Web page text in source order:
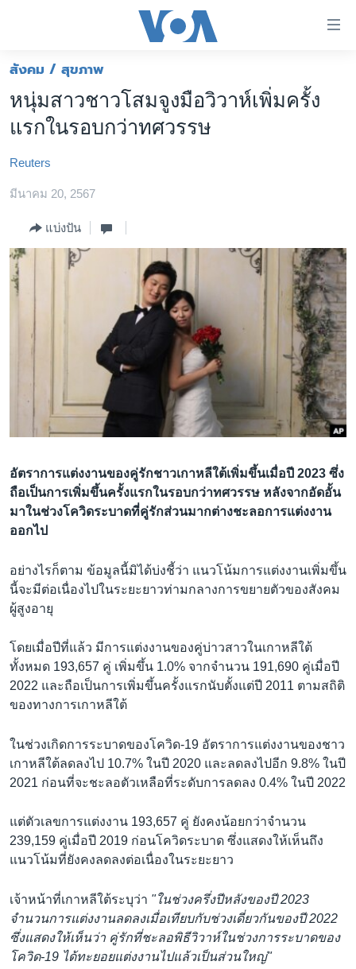
ต่อ
ไป
เนื้อหา
ข้าม
ไป
ข้าม
โลก
เอเชีย
สหรัฐฯ
ไทย
ธุรกิจ
วิทยาศาสตร์
สังคมและสุขภาพ
ตรวจสอบข่าว
เรียนรู้ภาษาอังกฤษ
พอดคาสต์
ติดตามเรา
เลือกภาษา
สังคม / สุขภาพ
หนุ่มสาวชาวโสมจูงมือวิวาห์เพิ่มครั้ง
แรกในรอบกว่าทศวรรษ
Reuters
มีนาคม 20, 2567
แบ่งปัน
อัตราการแต่งงานของคู่รักชาวเกาหลีใต้เพิ่มขึ้นเมื่อปี 2023 ซึ่ง
ถือเป็นการเพิ่มขึ้นครั้งแรกในรอบกว่าทศวรรษ หลังจากอัดอั้น
มาในช่วงโควิดระบาดที่คู่รักส่วนมากต่างชะลอการแต่งงาน
ออกไป
อย่างไรก็ตาม ข้อมูลนี้มิได้บ่งชี้ว่า แนวโน้มการแต่งงานเพิ่มขึ้น
นี้จะมีต่อเนื่องไปในระยะยาวท่ามกลางการขยายตัวของสังคม
ผู้สูงอายุ
โดยเมื่อปีที่แล้ว มีการแต่งงานของคู่บ่าวสาวในเกาหลีใต้
ทั้งหมด 193,657 คู่ เพิ่มขึ้น 1.0% จากจำนวน 191,690 คู่เมื่อปี
2022 และถือเป็นการเพิ่มขึ้นครั้งแรกนับตั้งแต่ปี 2011 ตามสถิติ
ของทางการเกาหลีใต้
ในช่วงเกิดการระบาดของโควิด-19 อัตราการแต่งงานของชาว
เกาหลีใต้ลดลงไป 10.7% ในปี 2020 และลดลงไปอีก 9.8% ในปี
2021 ก่อนที่จะชะลอตัวเหลือที่ระดับการลดลง 0.4% ในปี 2022
แต่ตัวเลขการแต่งงาน 193,657 คู่ ยังคงน้อยกว่าจำนวน
239,159 คู่เมื่อปี 2019 ก่อนโควิดระบาด ซึ่งแสดงให้เห็นถึง
แนวโน้มที่ยังคงลดลงต่อเนื่องในระยะยาว
เจ้าหน้าที่เกาหลีใต้ระบุว่า "ในช่วงครึ่งปีหลังของปี 2023
จำนวนการแต่งงานลดลงเมื่อเทียบกับช่วงเดี่ยวกันของปี 2022
ซึ่งแสดงให้เห็นว่า คู่รักที่ชะลอพิธีวิวาห์ในช่วงการระบาดของ
โควิด-19 ได้ทะยอยแต่งงานไปแล้วเป็นส่วนใหญ่"